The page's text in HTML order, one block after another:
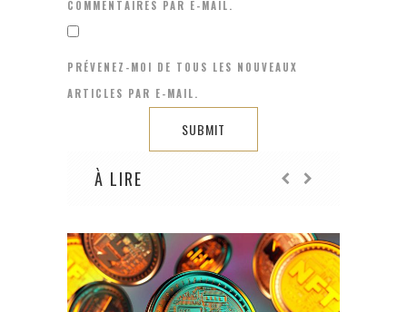
COMMENTAIRES PAR E-MAIL.
PRÉVENEZ-MOI DE TOUS LES NOUVEAUX
ARTICLES PAR E-MAIL.
À LIRE